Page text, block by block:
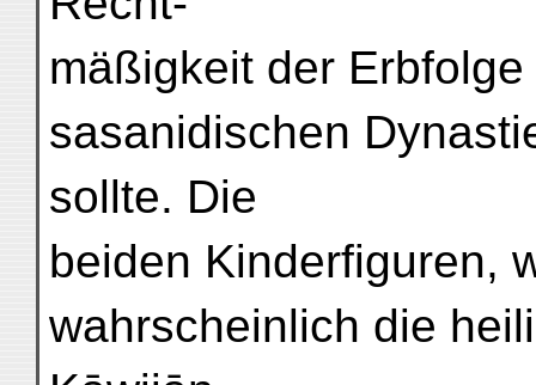
mäßigkeit der
sasanidischen
sollte. Die
beiden Kinderfiguren,
wahrscheinlich die